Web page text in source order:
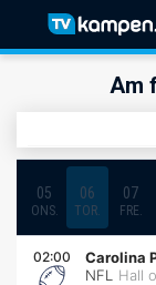
Am
05
ONS.
06
TOR.
07
FRE.
02:00 Carolina
NFL
Hall